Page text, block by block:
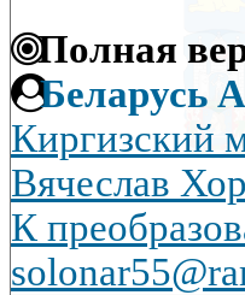
Полная
Беларусь
Киргизский
Вячеслав
К